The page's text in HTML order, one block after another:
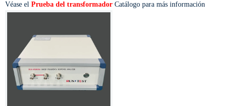
Véase el Prueba del transformador Catálogo para más información